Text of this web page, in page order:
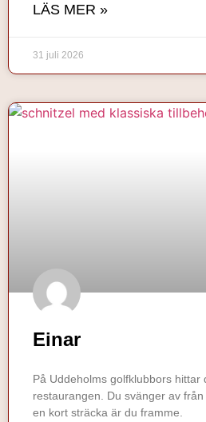
LÄS MER »
31 juli 2026
Einar
På Uddeholms golfklubbors hittar
restaurangen. Du svänger av
en kort sträcka är du framme.